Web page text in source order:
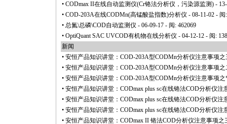
• CODmax II在线自动监测仪(Cr铬法分析仪，污染源监测) -
• COD-203A在线CODMn(高锰酸盐指数)分析仪 - 08-11-02 - 阅
• 总氮\总磷\COD自动监测仪 - 06-09-17 - 阅: 462069
• OptiQuant SAC UVCOD有机物在线分析仪 - 04-12-12 - 阅:
新闻
• 安恒产品知识讲堂：COD-203A型CODMn分析仪注意事项之
• 安恒产品知识讲堂：COD-203A型CODMn分析仪注意事项之
• 安恒产品知识讲堂：COD-203A型CODMn分析仪注意事项之
• 安恒产品知识讲堂：CODmax plus sc在线铬法COD分析仪注
• 安恒产品知识讲堂：CODmax plus sc在线铬法COD分析仪注
• 安恒产品知识讲堂：CODmax plus sc在线铬法COD分析仪注
• 安恒产品知识讲堂：CODmax II 铬法COD分析仪注意事项之